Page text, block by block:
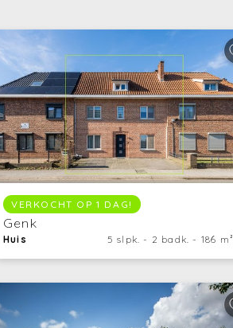
VERKOCHT OP 1 DAG!
Genk
Huis 5 slpk. - 2 badk. - 186 m²